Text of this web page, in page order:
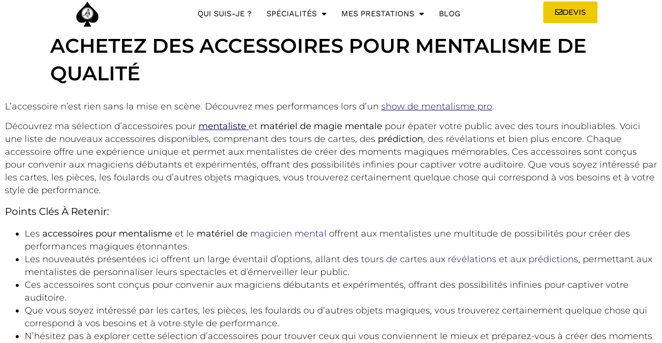
QUI SUIS-JE ? SPÉCIALITÉS MES PRESTATIONS BLOG DEVIS
ACHETEZ DES ACCESSOIRES POUR MENTALISME DE
QUALITÉ
L’accessoire n’est rien sans la mise en scène. Découvrez mes performances lors d’un show de mentalisme pro.
Découvrez ma sélection d’accessoires pour mentaliste et matériel de magie mentale pour épater votre public avec des tours inoubliables. Voici
une liste de nouveaux accessoires disponibles, comprenant des tours de cartes, des prédiction, des révélations et bien plus encore. Chaque
accessoire offre une expérience unique et permet aux mentalistes de créer des moments magiques mémorables. Ces accessoires sont conçus
pour convenir aux magiciens débutants et expérimentés, offrant des possibilités infinies pour captiver votre auditoire. Que vous soyez intéressé par
les cartes, les pièces, les foulards ou d’autres objets magiques, vous trouverez certainement quelque chose qui correspond à vos besoins et à votre
style de performance.
Points Clés À Retenir:
Les accessoires pour mentalisme et le matériel de magicien mental offrent aux mentalistes une multitude de possibilités pour créer des
performances magiques étonnantes.
Les nouveautés présentées ici offrent un large éventail d’options, allant des tours de cartes aux révélations et aux prédictions, permettant aux
mentalistes de personnaliser leurs spectacles et d’émerveiller leur public.
Ces accessoires sont conçus pour convenir aux magiciens débutants et expérimentés, offrant des possibilités infinies pour captiver votre
auditoire.
Que vous soyez intéressé par les cartes, les pièces, les foulards ou d’autres objets magiques, vous trouverez certainement quelque chose qui
correspond à vos besoins et à votre style de performance.
N’hésitez pas à explorer cette sélection d’accessoires pour trouver ceux qui vous conviennent le mieux et préparez-vous à créer des moments